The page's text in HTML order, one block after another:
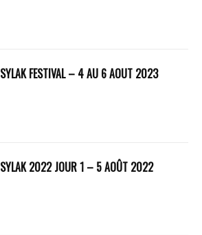
SYLAK FESTIVAL – 4 AU 6 AOUT 2023
SYLAK 2022 JOUR 1 – 5 AOÛT 2022